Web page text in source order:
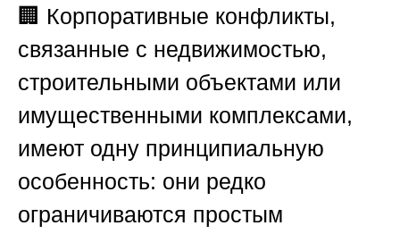
🏢 Корпоративные конфликты,
связанные с недвижимостью,
строительными объектами или
имущественными комплексами,
имеют одну принципиальную
особенность: они редко
ограничиваются простым